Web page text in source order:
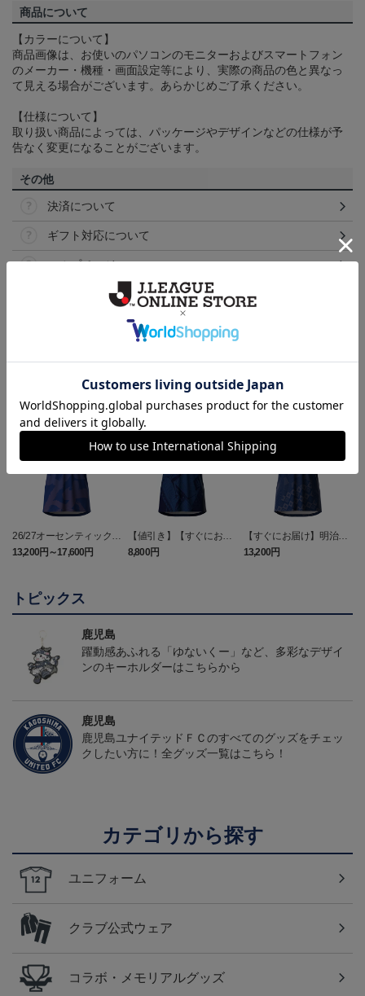
商品について
【カラーについて】
商品画像は、お使いのパソコンのモニターおよびスマートフォン
のメーカー・機種・画面設定等により、実際の商品の色と異なっ
て見える場合がございます。あらかじめご了承ください。
【仕様について】
取り扱い商品によっては、パッケージやデザインなどの仕様が予
告なく変更になることがございます。
その他
決済について
ギフト対応について
ヘルプページ
26/27オーセンティックユ
ニフォーム（FP1st）
13,200円～17,600円
【値引き】【すぐにお届
け】2025オーセンティッ
クユニフォーム FP1st
8,800円
【すぐにお届け】明治安
田J2・J3百年構想リーグ
オーセンティックユニフ
13,200円
トピックス
鹿児島
躍動感あふれる「ゆないくー」など、多彩なデザイ
ンのキーホルダーはこちらから
鹿児島
鹿児島ユナイテッドＦＣのすべてのグッズをチェッ
クしたい方に！全グッズ一覧はこちら！
カテゴリから探す
ユニフォーム
クラブ公式ウェア
コラボ・メモリアルグッズ